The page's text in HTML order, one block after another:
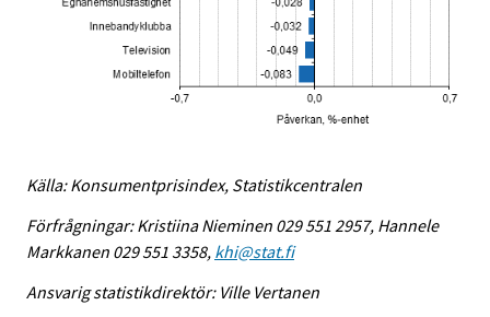
Källa: Konsumentprisindex, Statistikcentralen
Förfrågningar: Kristiina Nieminen 029 551 2957, Hannele
Markkanen 029 551 3358, khi@stat.fi
Ansvarig statistikdirektör: Ville Vertanen